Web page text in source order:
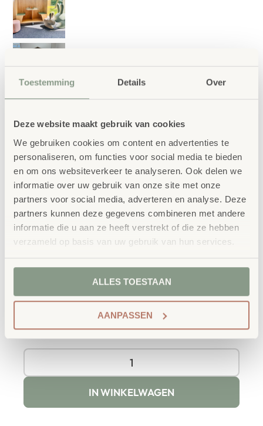
Toestemming Details Over
Deze website maakt gebruik van cookies
We gebruiken cookies om content en advertenties te
personaliseren, om functies voor social media te bieden
en om ons websiteverkeer te analyseren. Ook delen we
informatie over uw gebruik van onze site met onze
partners voor social media, adverteren en analyse. Deze
partners kunnen deze gegevens combineren met andere
informatie die u aan ze heeft verstrekt of die ze hebben
verzameld op basis van uw gebruik van hun services.
ALLES TOESTAAN
AANPASSEN
Leeshuis HappyVilla DK
€2.928,00
€3.542,88incl. BTW
Het mooiste & gezelligste leeshuis uit
Uitvoering
IN WINKELWAGEN